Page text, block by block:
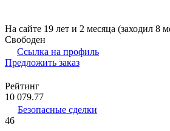
На сайте 19 лет и 2 месяца (заходил 8
Свободен
Ссылка на профиль
Предложить заказ
Рейтинг
10 079.77
Безопасные сделки
46